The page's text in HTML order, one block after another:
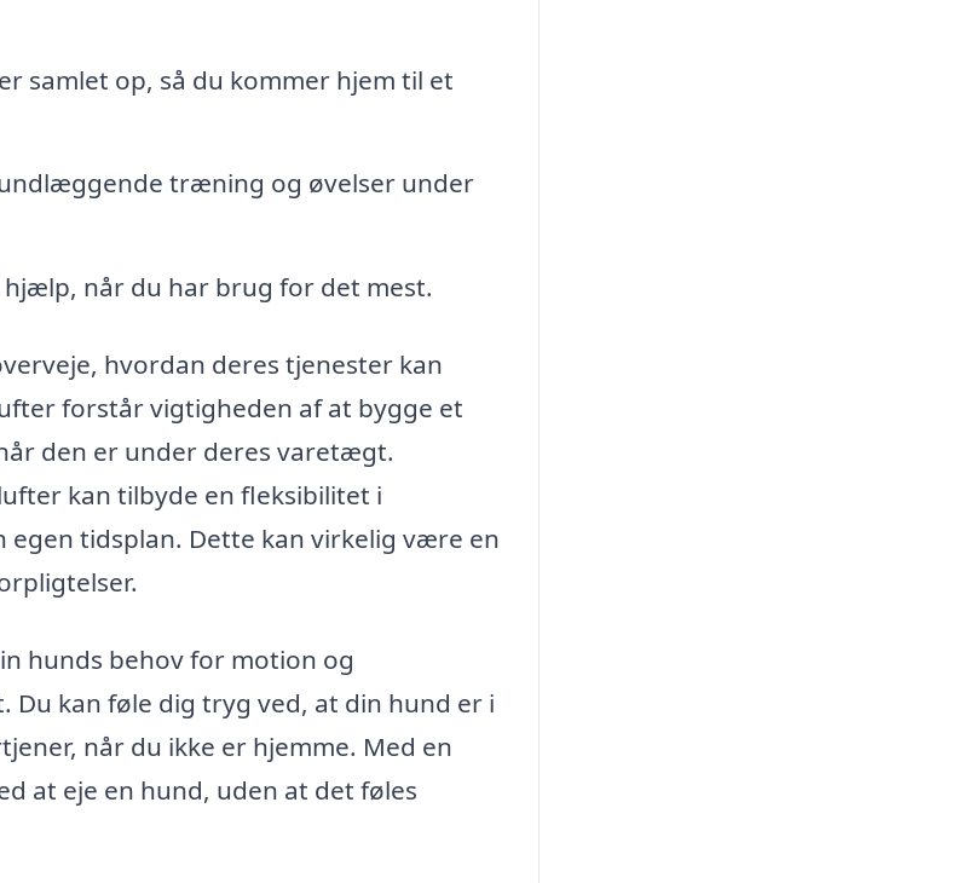
samlet op, så du kommer hjem til et
træning og øvelser under
hjælp, når du har brug for det mest.
hvordan deres tjenester kan
forstår vigtigheden af at bygge et
den er under deres varetægt.
kan tilbyde en fleksibilitet i
tidsplan. Dette kan virkelig være en
hunds behov for motion og
Du kan føle dig tryg ved, at din hund er i
når du ikke er hjemme. Med en
at eje en hund, uden at det føles